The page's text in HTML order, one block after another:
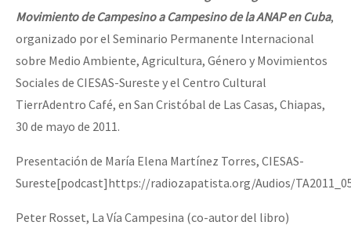
Mundo
EZLN
AutonomÍa y Resistencia
Megaproyectos
Migración
Presos
Mujeres
Dia 2 do Encontro “Guerra contra a Humanidad”
Dia 1: Encontro “Guerra contra a Humanidade”
Movimiento de Campesino a Campesino de la ANAP en Cuba,
organizado por el Seminario Permanente Internacional
sobre Medio Ambiente, Agricultura, Género y Movimientos
Sociales de CIESAS-Sureste y el Centro Cultural
TierrAdentro Café, en San Cristóbal de Las Casas, Chiapas,
30 de mayo de 2011.
Presentación de María Elena Martínez Torres, CIESAS-
Sureste[podcast]https://radiozapatista.org/Audios/
Peter Rosset, La Vía Campesina (co-autor del libro)